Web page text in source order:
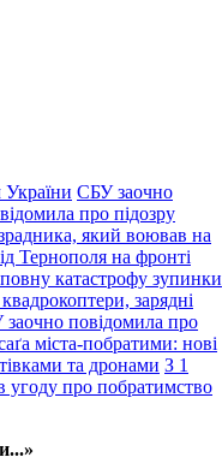
СБУ заочно
про підозру
який воював на
Тернополя на фронті
катастрофу зупинки
зарядні
повідомила про
міста-побратими: нові
та дронами З 1
угоду про побратимство